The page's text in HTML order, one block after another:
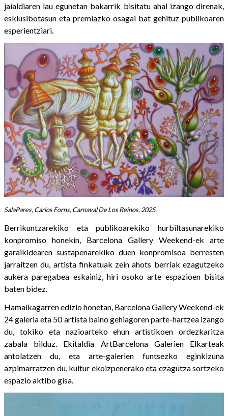
jaialdiaren lau egunetan bakarrik bisitatu ahal izango direnak,
esklusibotasun eta premiazko osagai bat gehituz publikoaren
esperientziari.
SalaPares, Carlos Forns, Carnaval De Los Reinos, 2025.
Berrikuntzarekiko eta publikoarekiko hurbiltasunarekiko
konpromiso honekin, Barcelona Gallery Weekend-ek arte
garaikidearen sustapenarekiko duen konpromisoa berresten
jarraitzen du, artista finkatuak zein ahots berriak ezagutzeko
aukera paregabea eskainiz, hiri osoko arte espazioen bisita
baten bidez.
Hamaikagarren edizio honetan, Barcelona Gallery Weekend-ek
24 galeria eta 50 artista baino gehiagoren parte-hartzea izango
du, tokiko eta nazioarteko ehun artistikoen ordezkaritza
zabala bilduz. Ekitaldia ArtBarcelona Galerien Elkarteak
antolatzen du, eta arte-galerien funtsezko eginkizuna
azpimarratzen du, kultur ekoizpenerako eta ezagutza sortzeko
espazio aktibo gisa.